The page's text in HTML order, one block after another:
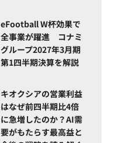
eFootball W杯効果で
全事業が躍進 コナミ
グループ2027年3月期
第1四半期決算を解説
キオクシアの営業利益
はなぜ前四半期比4倍
に急増したのか？AI需
要がもたらす最高益と